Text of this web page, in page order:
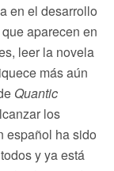
en el desarrollo
aparecen en
leer la novela
más aún
Quantic
los
español ha sido
y ya está